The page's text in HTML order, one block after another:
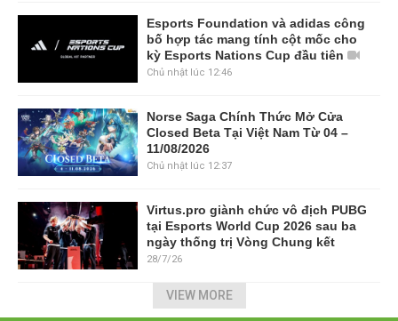
Esports Foundation và adidas công
bố hợp tác mang tính cột mốc cho
kỳ Esports Nations Cup đầu tiên
Chủ nhật lúc 12:46
Norse Saga Chính Thức Mở Cửa
Closed Beta Tại Việt Nam Từ 04 –
11/08/2026
Chủ nhật lúc 12:37
Virtus.pro giành chức vô địch PUBG
tại Esports World Cup 2026 sau ba
ngày thống trị Vòng Chung kết
28/7/26
VIEW MORE